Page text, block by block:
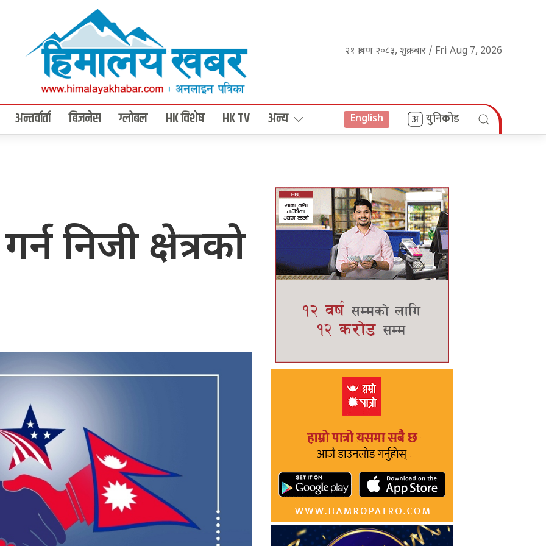
२१ श्रावण २०८३, शुक्रबार / Fri Aug 7, 2026
अन्तर्वार्ता बिजनेस ग्लोबल HK विशेष HK TV अन्य English युनिकोड
निजी क्षेत्रको